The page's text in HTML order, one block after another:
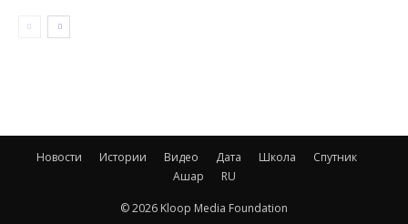
Новости Истории Видео Дата Школа
Спутник
Ашар
RU
© 2026 Kloop Media Foundation